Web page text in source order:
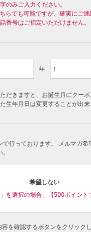
のみご入力ください。
らでも可能ですが、確実にご
番号はご指定いただけません。
年
だきますと、お誕生月にクー
生年月日は変更することが出
行っております。 メルマガ
希望しない
」を選択の場合、【500ポイン
を確認するボタンをクリック